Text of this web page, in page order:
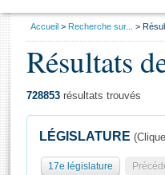
Général
Vous
Accueil Recherche sur...
Résultats
728853 résultats trouvés
LÉGISLATURE
17e législature